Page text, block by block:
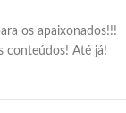
os apaixonados!!!
conteúdos! Até já!